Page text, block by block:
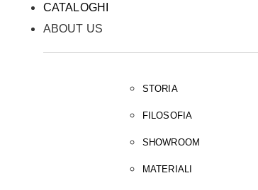
CATALOGHI
ABOUT US
STORIA
FILOSOFIA
SHOWROOM
MATERIALI